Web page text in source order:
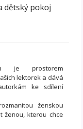
dětský pokoj
je prostorem
lektorek a dává
ke sdílení
ženskou
ženou, kterou chce